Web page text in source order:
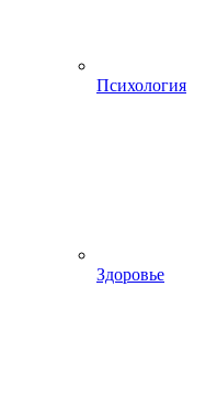
Психология
Здоровье